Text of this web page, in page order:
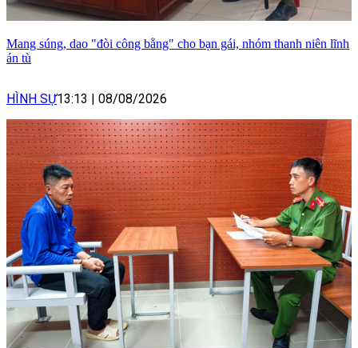
Mang súng, dao "đòi công bằng" cho bạn gái, nhóm thanh niên lĩnh
án tù
HÌNH SỰ13:13 | 08/08/2026